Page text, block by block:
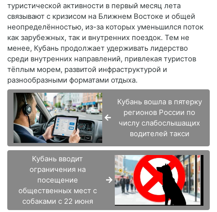
туристической активности в первый месяц лета
связывают с кризисом на Ближнем Востоке и общей
неопределённостью, из-за которых уменьшился поток
как зарубежных, так и внутренних поездок. Тем не
менее, Кубань продолжает удерживать лидерство
среди внутренних направлений, привлекая туристов
тёплым морем, развитой инфраструктурой и
разнообразными форматами отдыха.
Кубань вошла в пятерку
регионов России по
числу слабослышащих
водителей такси
Кубань вводит
ограничения на
посещение
общественных мест с
собаками с 22 июня